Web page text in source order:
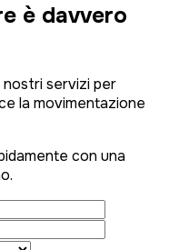
è davvero
servizi per
la movimentazione
con una